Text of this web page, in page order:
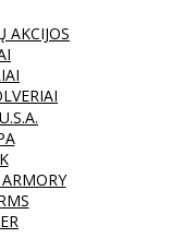
AKCIJOS